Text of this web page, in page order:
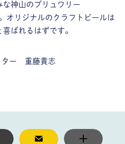
な神山のブリュワリー
オリジナルのクラフトビールは
ばれるはずです。
ター 重藤貴志